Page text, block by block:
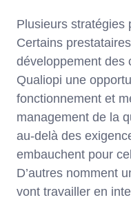
Plusieurs stratégies
Certains
développement des
Qualiopi une
fonctionnement et
management de la
au-delà des
embauchent pour
D’autres nomment
vont travailler en